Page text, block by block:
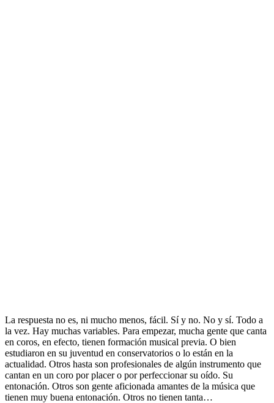
La respuesta no es, ni mucho menos, fácil. Sí y no. No y sí. Todo a
la vez. Hay muchas variables. Para empezar, mucha gente que canta
en coros, en efecto, tienen formación musical previa. O bien
estudiaron en su juventud en conservatorios o lo están en la
actualidad. Otros hasta son profesionales de algún instrumento que
cantan en un coro por placer o por perfeccionar su oído. Su
entonación. Otros son gente aficionada amantes de la música que
tienen muy buena entonación. Otros no tienen tanta…